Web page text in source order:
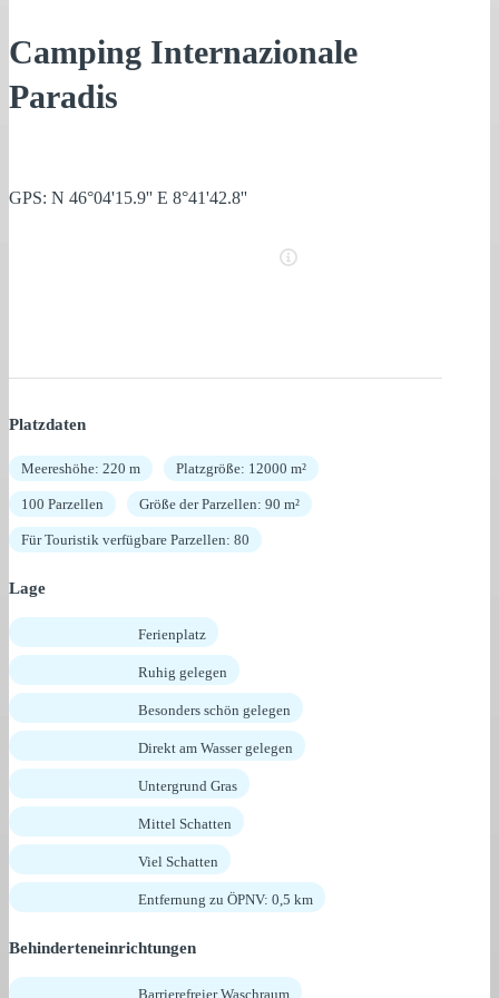
Camping Internazionale
Paradis
GPS: N 46°04'15.9'' E 8°41'42.8''
Platzdaten
Meereshöhe: 220 m Platzgröße: 12000 m²
100 Parzellen Größe der Parzellen: 90 m²
Für Touristik verfügbare Parzellen: 80
Lage
Ferienplatz
Ruhig gelegen
Besonders schön gelegen
Direkt am Wasser gelegen
Untergrund Gras
Mittel Schatten
Viel Schatten
Entfernung zu ÖPNV: 0,5 km
Behinderteneinrichtungen
Barrierefreier Waschraum